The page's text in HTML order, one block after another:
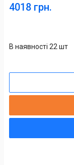
4018 грн.
В наявності 22 шт